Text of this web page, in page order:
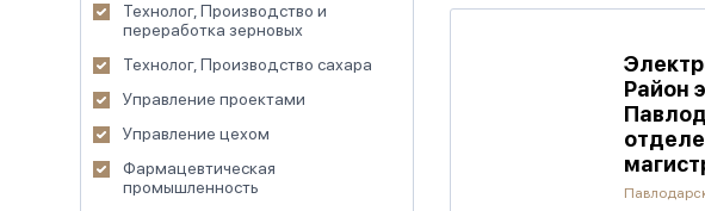
Технолог, Производство и
переработка зерновых
Технолог, Производство сахара
Управление проектами
Управление цехом
Фармацевтическая
промышленность
Район